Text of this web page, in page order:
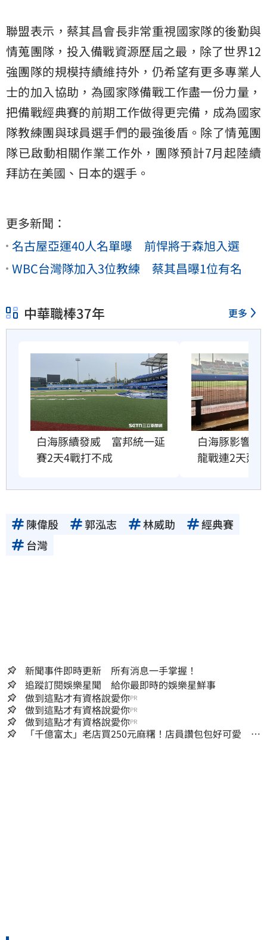
聯盟表示，蔡其昌會長非常重視國家隊的後勤與
情蒐團隊，投入備戰資源歷屆之最，除了世界12
強團隊的規模持續維持外，仍希望有更多專業人
士的加入協助，為國家隊備戰工作盡一份力量，
把備戰經典賽的前期工作做得更完備，成為國家
隊教練團與球員選手們的最強後盾。除了情蒐團
隊已啟動相關作業工作外，團隊預計7月起陸續
拜訪在美國、日本的選手。
更多新聞：
名古屋亞運40人名單曝 前悍將于森旭入選
WBC台灣隊加入3位教練 蔡其昌曝1位有名
中華職棒37年 更多
白海豚續發威　富邦統一延
賽2天4戰打不成
白海豚影響北
龍戰連2天延賽
陳偉殷 郭泓志 林威助
經典賽
台灣
新聞事件即時更新 所有消息一手掌握！
追蹤訂閱娛樂星聞 給你最即時的娛樂星鮮事
做到這點才有資格說愛你PR
做到這點才有資格說愛你PR
做到這點才有資格說愛你PR
「千億富太」老店買250元麻糬！店員讚包包好可愛 笑